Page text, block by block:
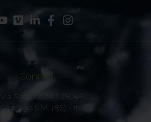
Contatti
Via Pastore, 14 - 25046
Cazzago S.M. (BS) - Italia